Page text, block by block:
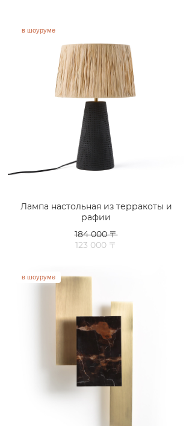
в шоуруме
Лампа настольная из терракоты и
рафии
184 000 〒
123 000 〒
в шоуруме